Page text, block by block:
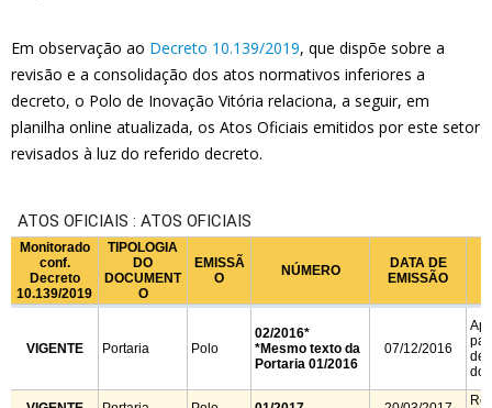
Em observação ao Decreto 10.139/2019, que dispõe sobre a
revisão e a consolidação dos atos normativos inferiores a
decreto, o Polo de Inovação Vitória relaciona, a seguir, em
planilha online atualizada, os Atos Oficiais emitidos por este setor
revisados à luz do referido decreto.